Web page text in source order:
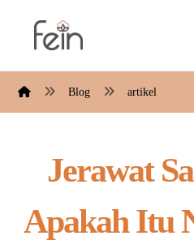
Blog artikel
Jerawat
Apakah Itu